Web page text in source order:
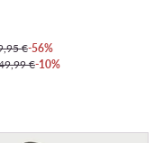
€-56%
€-10%